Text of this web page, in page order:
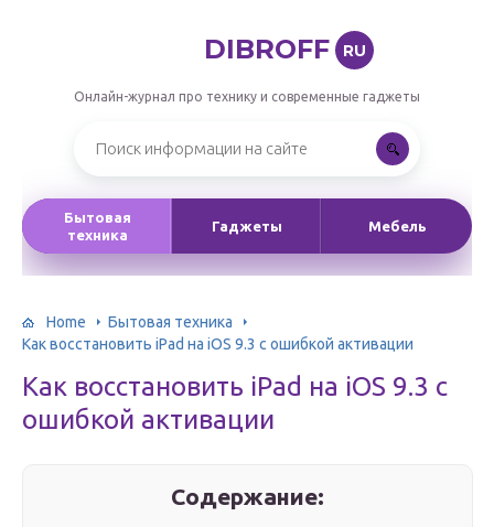
DIBROFF RU
Онлайн-журнал про технику и современные гаджеты
Бытовая
техника
Гаджеты Мебель
Home
Бытовая техника
Как восстановить iPad на iOS 9.3 с ошибкой активации
Как восстановить iPad на iOS 9.3 с
ошибкой активации
Содержание: